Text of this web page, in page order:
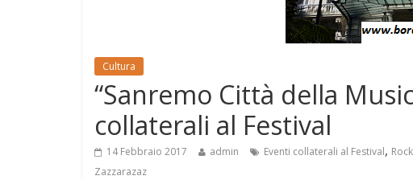
Cultura
“Sanremo Città della
collaterali al Festival
14 Febbraio 2017 admin Eventi collaterali al Festival,
Zazzarazaz